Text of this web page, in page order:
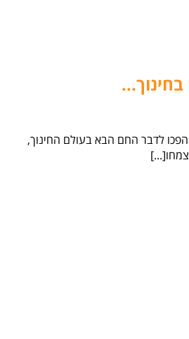
לדבר החם הבא בעולם החינוך,